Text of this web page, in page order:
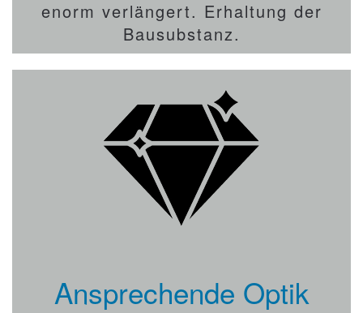
enorm verlängert. Erhaltung der
Bausubstanz.
Ansprechende Optik